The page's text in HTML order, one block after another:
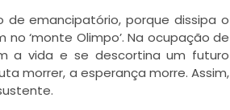
emancipatório, porque dissipa o
‘monte Olimpo’. Na ocupação de
a vida e se descortina um futuro
morrer, a esperança morre. Assim,